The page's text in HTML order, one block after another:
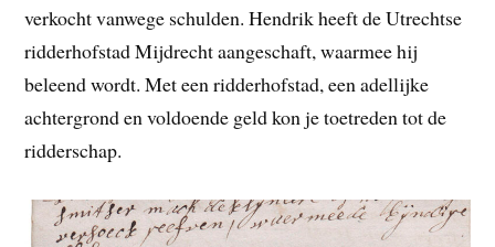
verkocht vanwege schulden. Hendrik heeft de Utrechtse
ridderhofstad Mijdrecht aangeschaft, waarmee hij
beleend wordt. Met een ridderhofstad, een adellijke
achtergrond en voldoende geld kon je toetreden tot de
ridderschap.